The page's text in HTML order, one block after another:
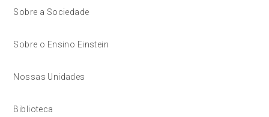
Sobre a Sociedade
Sobre o Ensino Einstein
Nossas Unidades
Biblioteca